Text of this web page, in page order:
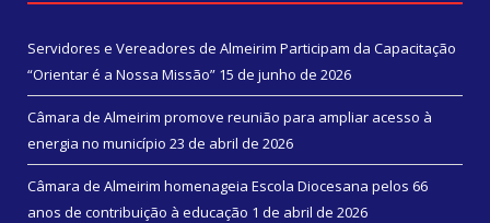
Servidores e Vereadores de Almeirim Participam da Capacitação
“Orientar é a Nossa Missão” 15 de junho de 2026
Câmara de Almeirim promove reunião para ampliar acesso à
energia no município 23 de abril de 2026
Câmara de Almeirim homenageia Escola Diocesana pelos 66
anos de contribuição à educação 1 de abril de 2026